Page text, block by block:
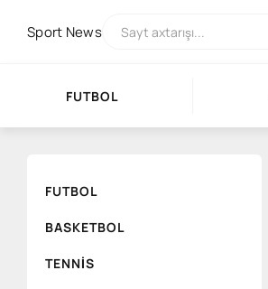
Sport News
FUTBOL
FUTBOL
BASKETBOL
TENNIS